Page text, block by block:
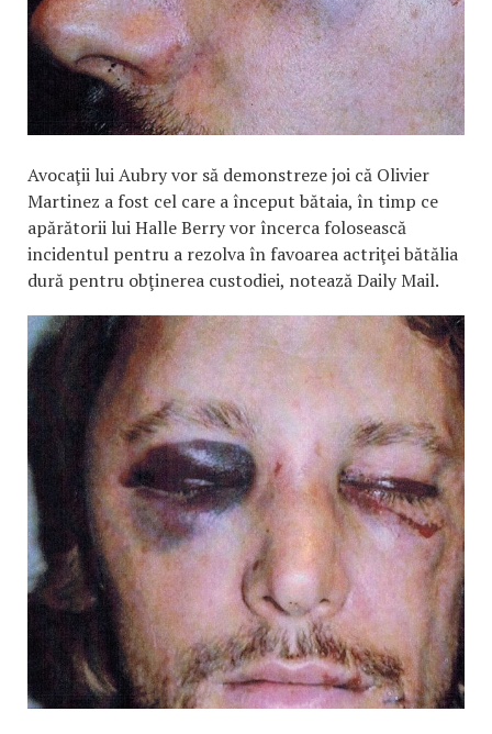
Avocaţii lui Aubry vor să demonstreze joi că Olivier
Martinez a fost cel care a început bătaia, în timp ce
apărătorii lui Halle Berry vor încerca folosească
incidentul pentru a rezolva în favoarea actriţei bătălia
dură pentru obţinerea custodiei, notează Daily Mail.